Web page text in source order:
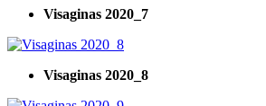
Visaginas 2020_7
Visaginas 2020_8